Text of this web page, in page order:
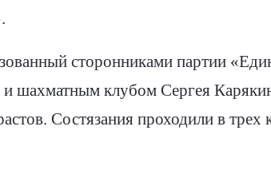
сторонниками партии
шахматным клубом Сергея
Состязания проходили в трех